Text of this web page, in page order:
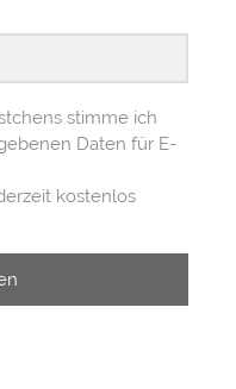
stimme ich
Daten für E-
kostenlos